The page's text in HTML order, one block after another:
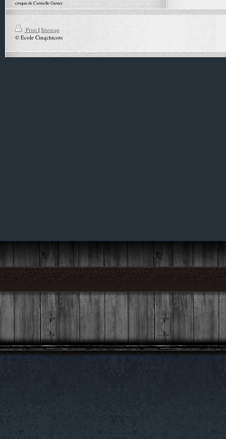
croquis de Carmelle Garner
Print| Sitemap
© Ecole Cinqchicots